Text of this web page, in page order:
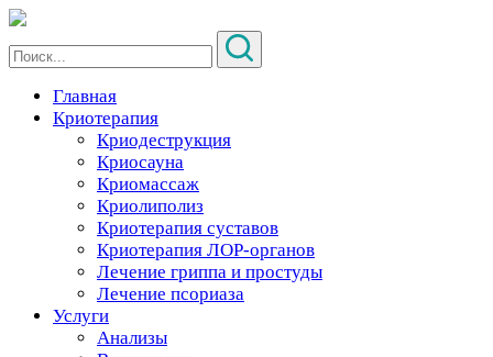
Главная
Криотерапия
Криодеструкция
Криосауна
Криомассаж
Криолиполиз
Криотерапия суставов
Криотерапия ЛОР-органов
Лечение гриппа и простуды
Лечение псориаза
Услуги
Анализы